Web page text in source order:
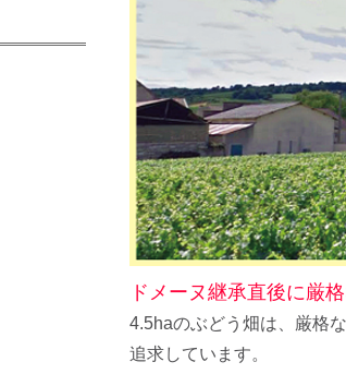
ドメーヌ継承直後に厳
4.5haのぶどう畑は、厳格
追求しています。